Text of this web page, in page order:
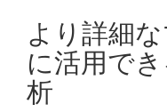
より詳細
に活用で
析